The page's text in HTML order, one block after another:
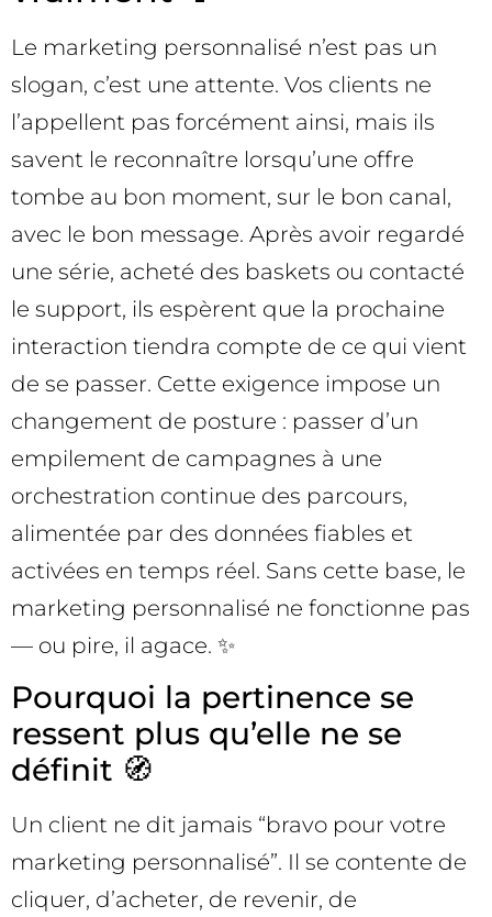
Le marketing personnalisé n’est pas un
slogan, c’est une attente. Vos clients ne
l’appellent pas forcément ainsi, mais ils
savent le reconnaître lorsqu’une offre
tombe au bon moment, sur le bon canal,
avec le bon message. Après avoir regardé
une série, acheté des baskets ou contacté
le support, ils espèrent que la prochaine
interaction tiendra compte de ce qui vient
de se passer. Cette exigence impose un
changement de posture : passer d’un
empilement de campagnes à une
orchestration continue des parcours,
alimentée par des données fiables et
activées en temps réel. Sans cette base, le
marketing personnalisé ne fonctionne pas
— ou pire, il agace. ✨
Pourquoi la pertinence se
ressent plus qu’elle ne se
définit 🧭
Un client ne dit jamais “bravo pour votre
marketing personnalisé”. Il se contente de
cliquer, d’acheter, de revenir, de